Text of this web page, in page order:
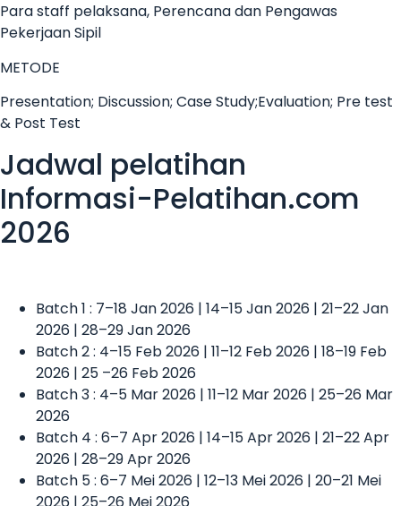
Para staff pelaksana, Perencana dan Pengawas
Pekerjaan Sipil
METODE
Presentation; Discussion; Case Study;Evaluation; Pre test
& Post Test
Jadwal pelatihan
Informasi-Pelatihan.com
2026
Batch 1 : 7–18 Jan 2026 | 14–15 Jan 2026 | 21–22 Jan
2026 | 28–29 Jan 2026
Batch 2 : 4–15 Feb 2026 | 11–12 Feb 2026 | 18–19 Feb
2026 | 25 –26 Feb 2026
Batch 3 : 4–5 Mar 2026 | 11–12 Mar 2026 | 25–26 Mar
2026
Batch 4 : 6–7 Apr 2026 | 14–15 Apr 2026 | 21–22 Apr
2026 | 28–29 Apr 2026
Batch 5 : 6–7 Mei 2026 | 12–13 Mei 2026 | 20–21 Mei